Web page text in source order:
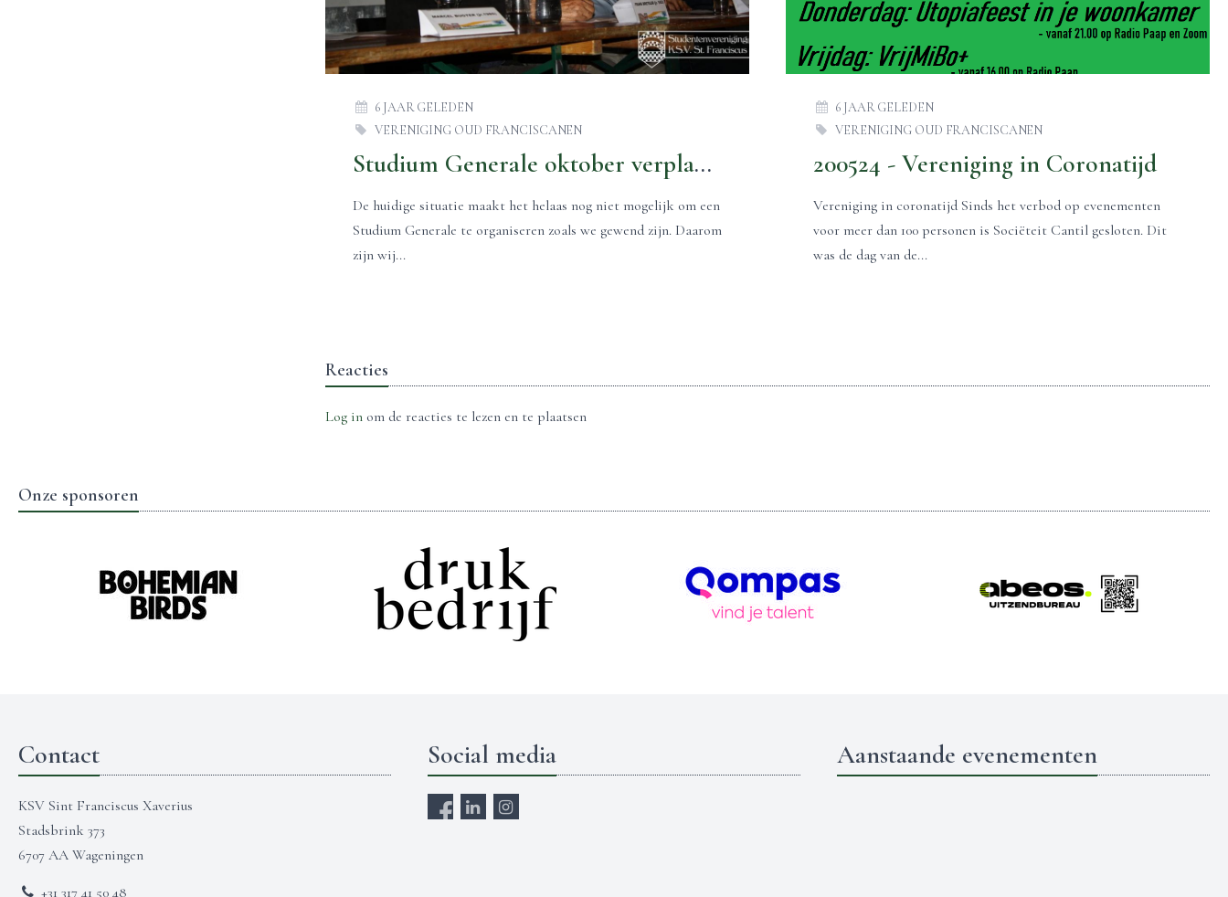
Studium Generale oktober verplaatst naar 26 maart 2021
6 JAAR GELEDEN
VERENIGING OUD FRANCISCANEN
De huidige situatie maakt het helaas nog niet mogelijk om een
Studium Generale te organiseren zoals we gewend zijn. Daarom
zijn wij...
200524 - Vereniging in Coronatijd
6 JAAR GELEDEN
VERENIGING OUD FRANCISCANEN
Vereniging in coronatijd Sinds het verbod op evenementen
voor meer dan 100 personen is Sociëteit Cantil gesloten. Dit
was de dag van de...
Reacties
Log in om de reacties te lezen en te plaatsen
Onze sponsoren
Contact
KSV Sint Franciscus Xaverius
Stadsbrink 373
6707 AA Wageningen
+31 317 41 50 48
Social media Aanstaande evenementen